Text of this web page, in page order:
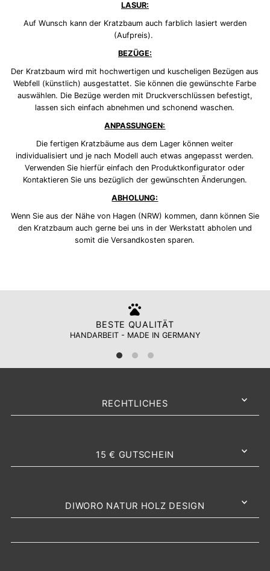
LASUR:
Auf Wunsch kann der Kratzbaum auch farblich lasiert werden
(Aufpreis).
BEZÜGE:
Der Kratzbaum wird mit hochwertigen und kuscheligen Bezügen aus
Webfell (künstlich) ausgestattet. Sie können die gewünschte Farbe
auswählen. Die Bezüge werden mit Druckverschlüssen befestigt,
lassen sich einfach abnehmen und schonend waschen.
ANPASSUNGEN:
Die fertigen Kratzbäume aus dem Lager können weiter
individualisiert und je nach Modell auch etwas angepasst werden.
Verwenden Sie hierfür einfach den Produktkonfigurator oder
Kontaktieren Sie uns bezüglich der gewünschten Änderungen.
ABHOLUNG:
Wenn Sie aus der Nähe von Hagen (NRW) kommen, dann können Sie
den Kratzbaum auch gerne bei uns in der Werkstatt abholen und
somit die Versandkosten sparen.
BESTE QUALITÄT
HANDARBEIT - MADE IN GERMANY
RECHTLICHES
15 € GUTSCHEIN
DIWORO NATUR HOLZ DESIGN